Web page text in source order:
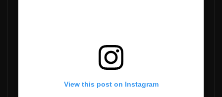
View this post on Instagram